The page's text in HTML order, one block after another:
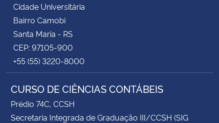
Cidade Universitária
Bairro Camobi
Santa Maria - RS
CEP: 97105-900
+55 (55) 3220-8000
CURSO DE CIÊNCIAS CONTÁBEIS
Prédio 74C, CCSH
Secretaria Integrada de Graduação III/CCSH (SIG